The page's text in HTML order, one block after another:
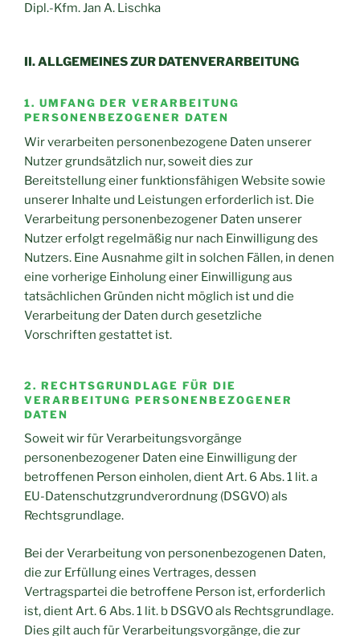
Dipl.-Kfm. Jan A. Lischka
II. ALLGEMEINES ZUR DATENVERARBEITUNG
1. UMFANG DER VERARBEITUNG
PERSONENBEZOGENER DATEN
Wir verarbeiten personenbezogene Daten unserer
Nutzer grundsätzlich nur, soweit dies zur
Bereitstellung einer funktionsfähigen Website sowie
unserer Inhalte und Leistungen erforderlich ist. Die
Verarbeitung personenbezogener Daten unserer
Nutzer erfolgt regelmäßig nur nach Einwilligung des
Nutzers. Eine Ausnahme gilt in solchen Fällen, in denen
eine vorherige Einholung einer Einwilligung aus
tatsächlichen Gründen nicht möglich ist und die
Verarbeitung der Daten durch gesetzliche
Vorschriften gestattet ist.
2. RECHTSGRUNDLAGE FÜR DIE
VERARBEITUNG PERSONENBEZOGENER
DATEN
Soweit wir für Verarbeitungsvorgänge
personenbezogener Daten eine Einwilligung der
betroffenen Person einholen, dient Art. 6 Abs. 1 lit. a
EU-Datenschutzgrundverordnung (DSGVO) als
Rechtsgrundlage.
Bei der Verarbeitung von personenbezogenen Daten,
die zur Erfüllung eines Vertrages, dessen
Vertragspartei die betroffene Person ist, erforderlich
ist, dient Art. 6 Abs. 1 lit. b DSGVO als Rechtsgrundlage.
Dies gilt auch für Verarbeitungsvorgänge, die zur